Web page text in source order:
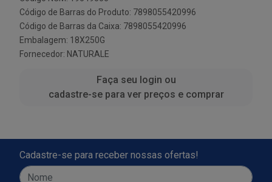
Código de Barras do Produto: 7898055420996
Código de Barras da Caixa: 7898055420996
Embalagem: 18X250G
Fornecedor: NATURALE
Faça seu login ou
cadastre-se para ver preços e comprar
Cadastre-se para receber nossas ofertas!